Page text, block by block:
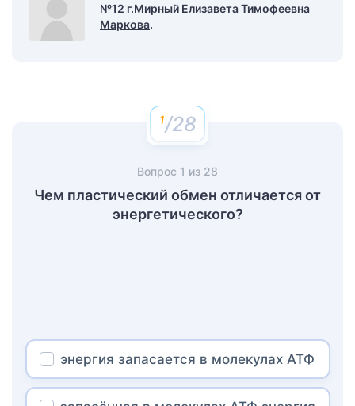
№12 г.Мирный Елизавета Тимофеевна
Маркова.
/28
Вопрос 1 из 28
Чем пластический обмен отличается от
энергетического?
энергия запасается в молекулах АТФ